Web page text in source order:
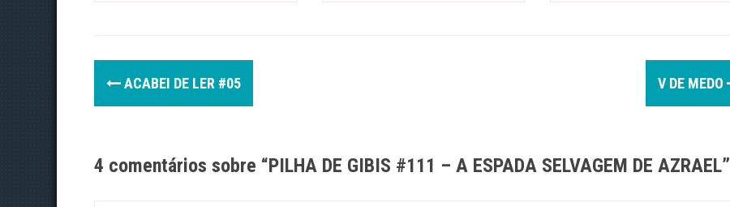
P
o
t
ACABEI DE LER #05 V DE MEDO
4 comentários sobre “PILHA DE GIBIS #111 – A ESPADA SELVAGEM DE AZRAEL”